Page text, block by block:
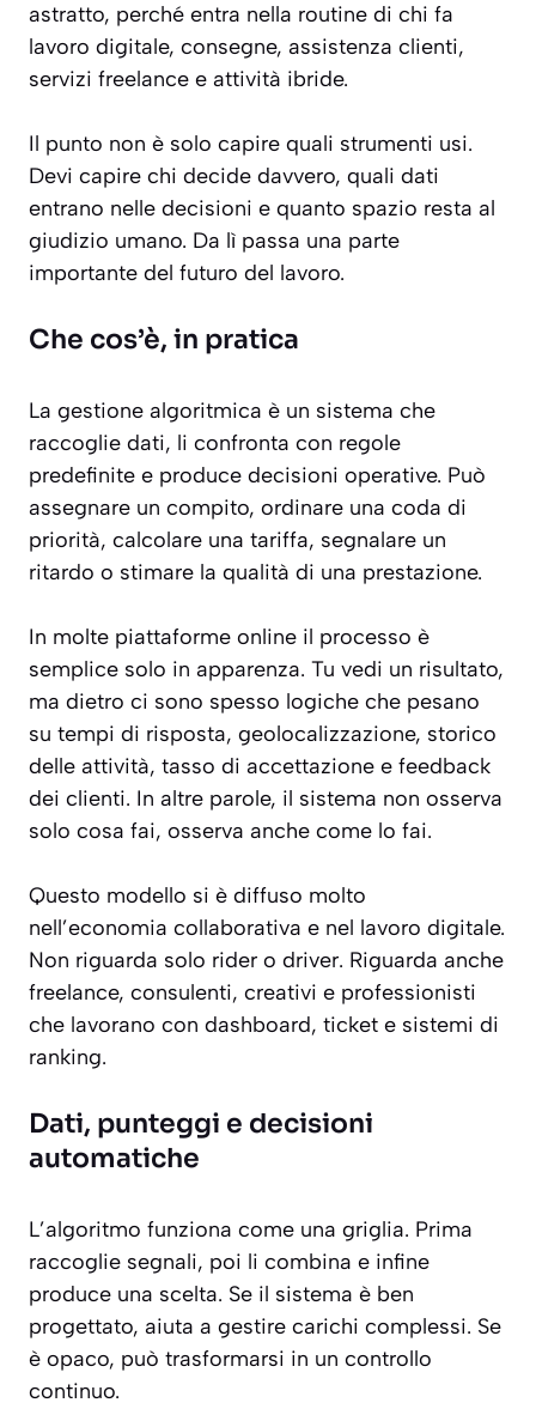
astratto, perché entra nella routine di chi fa
lavoro digitale, consegne, assistenza clienti,
servizi freelance e attività ibride.
Il punto non è solo capire quali strumenti usi.
Devi capire chi decide davvero, quali dati
entrano nelle decisioni e quanto spazio resta al
giudizio umano. Da lì passa una parte
importante del futuro del lavoro.
Che cos’è, in pratica
La gestione algoritmica è un sistema che
raccoglie dati, li confronta con regole
predefinite e produce decisioni operative. Può
assegnare un compito, ordinare una coda di
priorità, calcolare una tariffa, segnalare un
ritardo o stimare la qualità di una prestazione.
In molte piattaforme online il processo è
semplice solo in apparenza. Tu vedi un risultato,
ma dietro ci sono spesso logiche che pesano
su tempi di risposta, geolocalizzazione, storico
delle attività, tasso di accettazione e feedback
dei clienti. In altre parole, il sistema non osserva
solo cosa fai, osserva anche come lo fai.
Questo modello si è diffuso molto
nell’economia collaborativa e nel lavoro digitale.
Non riguarda solo rider o driver. Riguarda anche
freelance, consulenti, creativi e professionisti
che lavorano con dashboard, ticket e sistemi di
ranking.
Dati, punteggi e decisioni
automatiche
L’algoritmo funziona come una griglia. Prima
raccoglie segnali, poi li combina e infine
produce una scelta. Se il sistema è ben
progettato, aiuta a gestire carichi complessi. Se
è opaco, può trasformarsi in un controllo
continuo.